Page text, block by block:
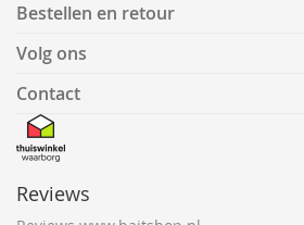
Bestellen en retour
Volg ons
Contact
Reviews